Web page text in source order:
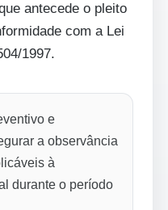
antecede o pleito
com a Lei
1997.
e
a observância
à
durante o período